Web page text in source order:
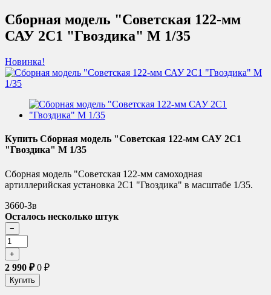
Сборная модель "Советская 122-мм
САУ 2С1 "Гвоздика" М 1/35
Новинка!
Купить Сборная модель "Советская 122-мм САУ 2С1
"Гвоздика" М 1/35
Сборная модель "Советская 122-мм самоходная
артиллерийская установка 2С1 "Гвоздика" в масштабе 1/35.
3660-Зв
Осталось несколько штук
2 990 ₽0 ₽